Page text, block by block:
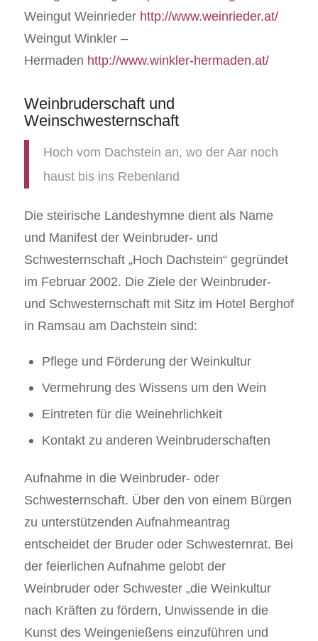
Weingut Weinrieder http://www.weinrieder.at/
Weingut Winkler –
Hermaden http://www.winkler-hermaden.at/
Weinbruderschaft und
Weinschwesternschaft
Hoch vom Dachstein an, wo der Aar noch
haust bis ins Rebenland
Die steirische Landeshymne dient als Name
und Manifest der Weinbruder- und
Schwesternschaft „Hoch Dachstein“ gegründet
im Februar 2002. Die Ziele der Weinbruder-
und Schwesternschaft mit Sitz im Hotel Berghof
in Ramsau am Dachstein sind:
Pflege und Förderung der Weinkultur
Vermehrung des Wissens um den Wein
Eintreten für die Weinehrlichkeit
Kontakt zu anderen Weinbruderschaften
Aufnahme in die Weinbruder- oder
Schwesternschaft. Über den von einem Bürgen
zu unterstützenden Aufnahmeantrag
entscheidet der Bruder oder Schwesternrat. Bei
der feierlichen Aufnahme gelobt der
Weinbruder oder Schwester „die Weinkultur
nach Kräften zu fördern, Unwissende in die
Kunst des Weingenießens einzuführen und